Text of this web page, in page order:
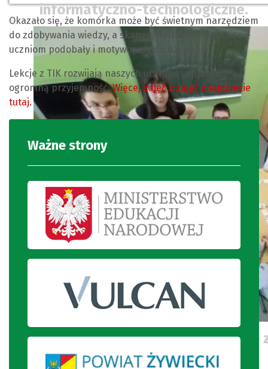
informatyczno-technologiczne.
Uczniowie klasy 7 grają w domino
QR.
Okazało się, że komórka może być świetnym narzędziem
do zdobywania wiedzy, a skanery kodów QR bardzo się
uczniom podobały i motywowały do działania.
Lekcje z TIK rozwijają naszych uczniów i sprawiają
ogromną przyjemność.Więcej zdjęć z zajęć znajdziecie
tutaj.
Ważne strony